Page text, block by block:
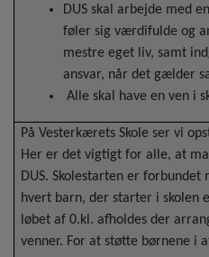
DUS skal arbejde med
føler sig værdifulde og
mestre eget liv, samt
ansvar, når det gælder
Alle skal have en ven i
På Vesterkærets Skole ser vi
Her er det vigtigt for alle, at
DUS. Skolestarten er forbundet
hvert barn, der starter i skolen
løbet af 0.kl. afholdes der
venner. For at støtte børnene i